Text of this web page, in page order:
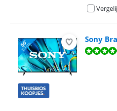
Sony
Beoordeling is 8,6 van de 10,